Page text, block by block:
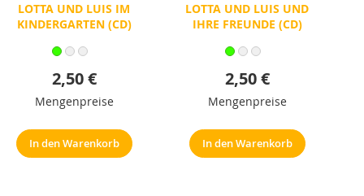
LOTTA UND LUIS IM
KINDERGARTEN (CD)
2,50 €
Mengenpreise
In den Warenkorb
LOTTA UND LUIS UND
IHRE FREUNDE (CD)
2,50 €
Mengenpreise
In den Warenkorb